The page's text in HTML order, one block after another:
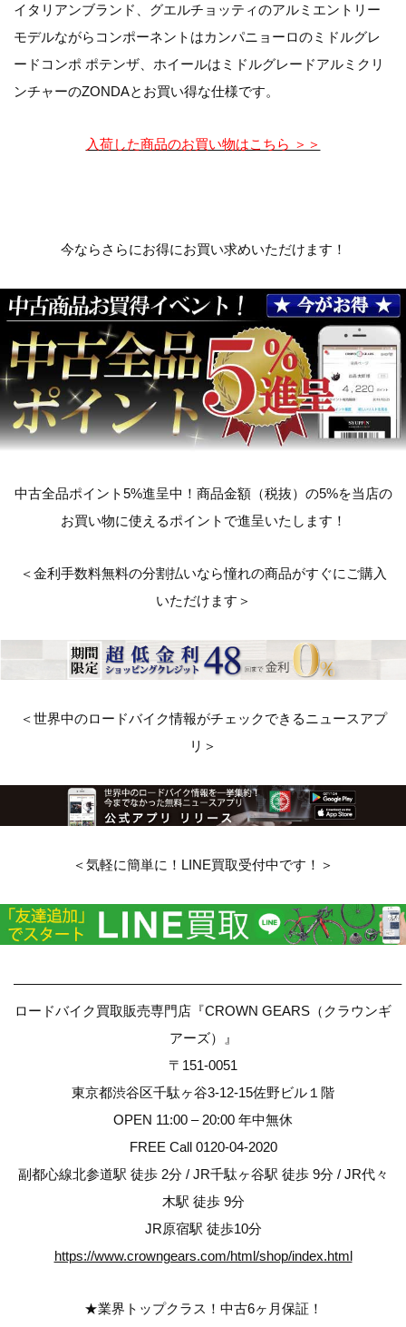
イタリアンブランド、グエルチョッティのアルミエントリー
モデルながらコンポーネントはカンパニョーロのミドルグレ
ードコンポ ポテンザ、ホイールはミドルグレードアルミクリ
ンチャーのZONDAとお買い得な仕様です。
入荷した商品のお買い物はこちら ＞＞
今ならさらにお得にお買い求めいただけます！
中古全品ポイント5%進呈中！商品金額（税抜）の5%を当店の
お買い物に使えるポイントで進呈いたします！
＜金利手数料無料の分割払いなら憧れの商品がすぐにご購入
いただけます＞
＜世界中のロードバイク情報がチェックできるニュースアプ
リ＞
＜気軽に簡単に！LINE買取受付中です！＞
————————————————————————————–
ロードバイク買取販売専門店『CROWN GEARS（クラウンギ
アーズ）』
〒151-0051
東京都渋谷区千駄ヶ谷3-12-15佐野ビル１階
OPEN 11:00 – 20:00 年中無休
FREE Call 0120-04-2020
副都心線北参道駅 徒歩 2分 / JR千駄ヶ谷駅 徒歩 9分 / JR代々
木駅 徒歩 9分
JR原宿駅 徒歩10分
https://www.crowngears.com/html/shop/index.html
★業界トップクラス！中古6ヶ月保証！